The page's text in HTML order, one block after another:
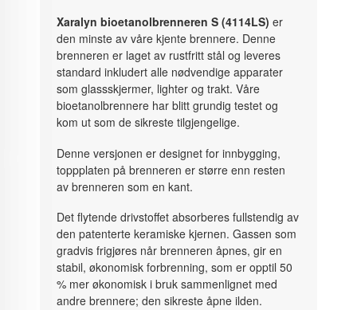
Xaralyn bioetanolbrenneren S (4114LS) er
den minste av våre kjente brennere. Denne
brenneren er laget av rustfritt stål og leveres
standard inkludert alle nødvendige apparater
som glassskjermer, lighter og trakt. Våre
bioetanolbrennere har blitt grundig testet og
kom ut som de sikreste tilgjengelige.
Denne versjonen er designet for innbygging,
toppplaten på brenneren er større enn resten
av brenneren som en kant.
Det flytende drivstoffet absorberes fullstendig av
den patenterte keramiske kjernen. Gassen som
gradvis frigjøres når brenneren åpnes, gir en
stabil, økonomisk forbrenning, som er opptil 50
% mer økonomisk i bruk sammenlignet med
andre brennere; den sikreste åpne ilden.